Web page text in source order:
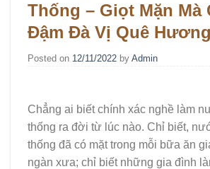
Thống – Giọt Mặn Mà
Đậm Đà Vị Quê Hương
Posted on 12/11/2022 by Admin
Chẳng ai biết chính xác nghề làm
thống ra đời từ lúc nào. Chỉ biết,
thống đã có mặt trong mỗi bữa ăn
ngàn xưa; chỉ biết những gia đình